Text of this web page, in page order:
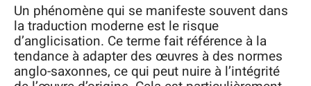
Un phénomène qui se manifeste souvent dans
la traduction moderne est le risque
d’anglicisation. Ce terme fait référence à la
tendance à adapter des œuvres à des normes
anglo-saxonnes, ce qui peut nuire à l’intégrité